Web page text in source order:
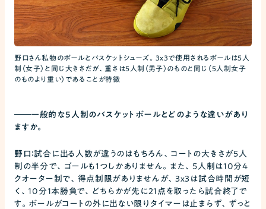
野口さん私物のボールとバスケットシューズ。3x3で使用されるボールは5人
制（女子）と同じ大きさだが、重さは5人制（男子）のものと同じ（5人制女子
のものより重い）であることが特徴
――一般的な5人制のバスケットボールとどのような違いがあり
ますか。
野口：試合に出る人数が違うのはもちろん、コートの大きさが5人
制の半分で、ゴールも１つしかありません。また、5人制は10分4
クオーター制で、得点制限がありませんが、3x3は試合時間が短
く、10分1本勝負で、どちらかが先に21点を取ったら試合終了で
す。ボールがコートの外に出ない限りタイマーは止まらず、ずっと